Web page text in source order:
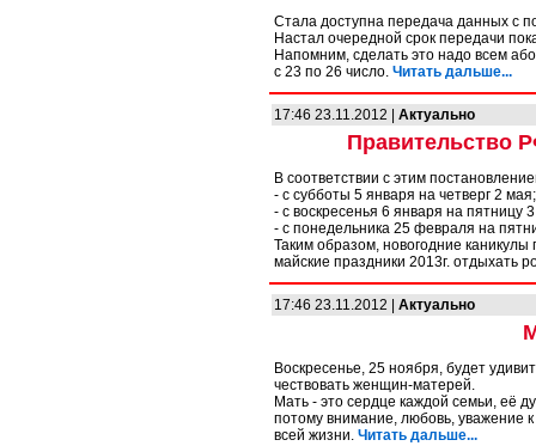
Стала доступна передача данных с
Настал очередной срок передачи
Напомним, сделать это надо всем
с 23 по 26 число. Читать дальше...
17:46 23.11.2012 | Актуально
Правительство
В соответствии с этим
- с субботы 5 января на четверг 2 мая;
- с воскресенья 6 января на пятницу
- с понедельника 25 февраля на
Таким образом, новогодние каникулы
майские праздники 2013г. отдыхать
17:46 23.11.2012 | Актуально
Воскресенье, 25 ноября, будет
чествовать женщин-матерей.
Мать - это сердце каждой семьи, её
потому внимание, любовь,
всей жизни. Читать дальше...